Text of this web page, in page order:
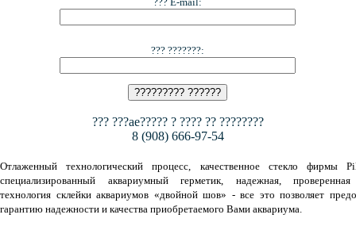
??? ???????:
??? ???ae????? ? ???? ?? ????????
8 (908) 666-97-54
Отлаженный технологический процесс, качественное стекло фирмы
специализированный аквариумный герметик, надежная,
технология склейки аквариумов «двойной шов» - все это позволяет
гарантию надежности и качества приобретаемого Вами аквариума.